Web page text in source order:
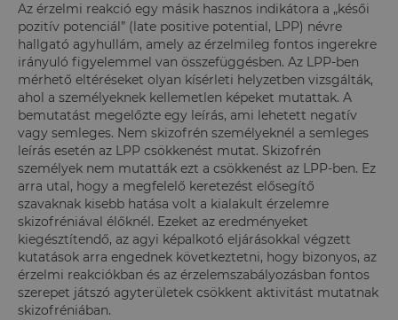
Az érzelmi reakció egy másik hasznos indikátora a „késői
pozitív potenciál” (late positive potential, LPP) névre
hallgató agyhullám, amely az érzelmileg fontos ingerekre
irányuló figyelemmel van összefüggésben. Az LPP-ben
mérhető eltéréseket olyan kísérleti helyzetben vizsgálták,
ahol a személyeknek kellemetlen képeket mutattak. A
bemutatást megelőzte egy leírás, ami lehetett negatív
vagy semleges. Nem skizofrén személyeknél a semleges
leírás esetén az LPP csökkenést mutat. Skizofrén
személyek nem mutatták ezt a csökkenést az LPP-ben. Ez
arra utal, hogy a megfelelő keretezést elősegítő
szavaknak kisebb hatása volt a kialakult érzelemre
skizofréniával élőknél. Ezeket az eredményeket
kiegésztítendő, az agyi képalkotó eljárásokkal végzett
kutatások arra engednek következtetni, hogy bizonyos, az
érzelmi reakciókban és az érzelemszabályozásban fontos
szerepet játszó agyterületek csökkent aktivitást mutatnak
skizofréniában.